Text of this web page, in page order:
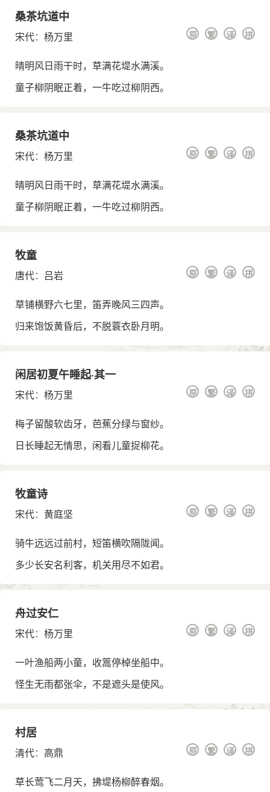
桑茶坑道中
宋代： 杨万里 拼
译
繁
原
晴明风日雨干时，草满花堤水满溪。
童子柳阴眠正着，一牛吃过柳阴西。
桑茶坑道中
宋代： 杨万里 拼
译
繁
原
晴明风日雨干时，草满花堤水满溪。
童子柳阴眠正着，一牛吃过柳阴西。
牧童
唐代： 吕岩 拼
译
繁
原
草铺横野六七里，笛弄晚风三四声。
归来饱饭黄昏后，不脱蓑衣卧月明。
闲居初夏午睡起·其一
宋代： 杨万里 拼
译
繁
原
梅子留酸软齿牙，芭蕉分绿与窗纱。
日长睡起无情思，闲看儿童捉柳花。
牧童诗
宋代： 黄庭坚 拼
译
繁
原
骑牛远远过前村，短笛横吹隔陇闻。
多少长安名利客，机关用尽不如君。
舟过安仁
宋代： 杨万里 拼
译
繁
原
一叶渔船两小童，收篙停棹坐船中。
怪生无雨都张伞，不是遮头是使风。
村居
清代： 高鼎 拼
译
繁
原
草长莺飞二月天，拂堤杨柳醉春烟。